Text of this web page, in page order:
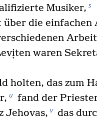
Musiker, s
die einfachen
waren
holten, das zum
u fand der
Jehovas, v das